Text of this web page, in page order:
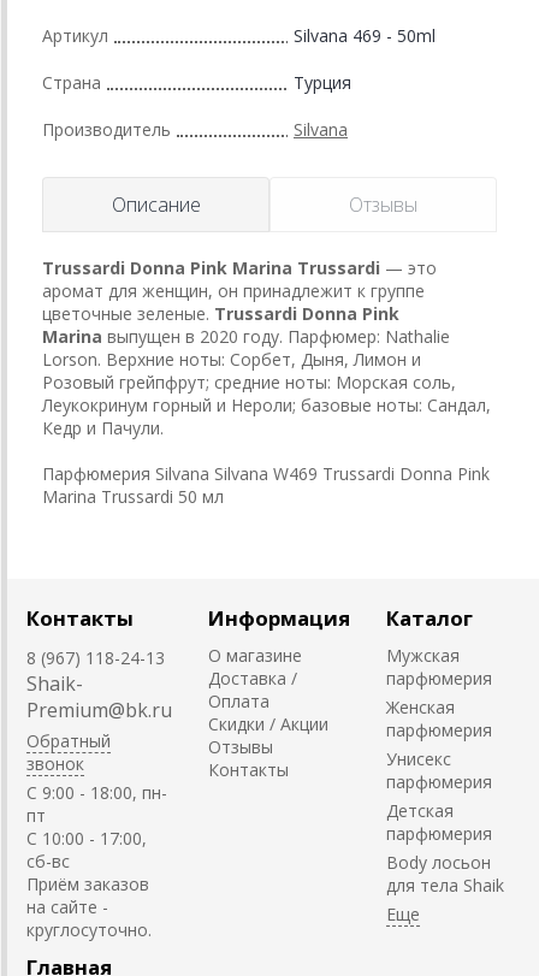
Артикул Silvana 469 - 50ml
Страна Турция
Производитель Silvana
Описание Отзывы
Trussardi Donna Pink Marina Trussardi — это
аромат для женщин, он принадлежит к группе
цветочные зеленые. Trussardi Donna Pink
Marina выпущен в 2020 году. Парфюмер: Nathalie
Lorson. Верхние ноты: Сорбет, Дыня, Лимон и
Розовый грейпфрут; средние ноты: Морская соль,
Леукокринум горный и Нероли; базовые ноты: Сандал,
Кедр и Пачули.
Парфюмерия Silvana Silvana W469 Trussardi Donna Pink
Marina Trussardi 50 мл
Контакты
8 (967) 118-24-13
Shaik-
Premium@bk.ru
Обратный
звонок
C 9:00 - 18:00, пн-
пт
С 10:00 - 17:00,
сб-вс
Приём заказов
на сайте -
круглосуточно.
Информация
О магазине
Доставка /
Оплата
Скидки / Акции
Отзывы
Контакты
Каталог
Мужская
парфюмерия
Женская
парфюмерия
Унисекс
парфюмерия
Детская
парфюмерия
Body лосьон
для тела Shaik
Главная